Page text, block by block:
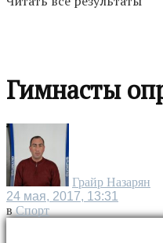
Гимнасты
Грайр Назарян
24 мая, 2017, 13:31
в Спорт